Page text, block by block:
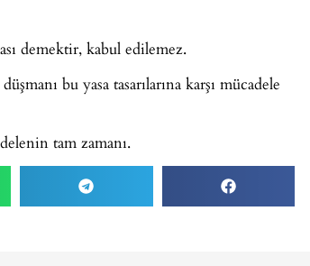
demektir, kabul edilemez.
bu yasa tasarılarına karşı mücadele
tam zamanı.